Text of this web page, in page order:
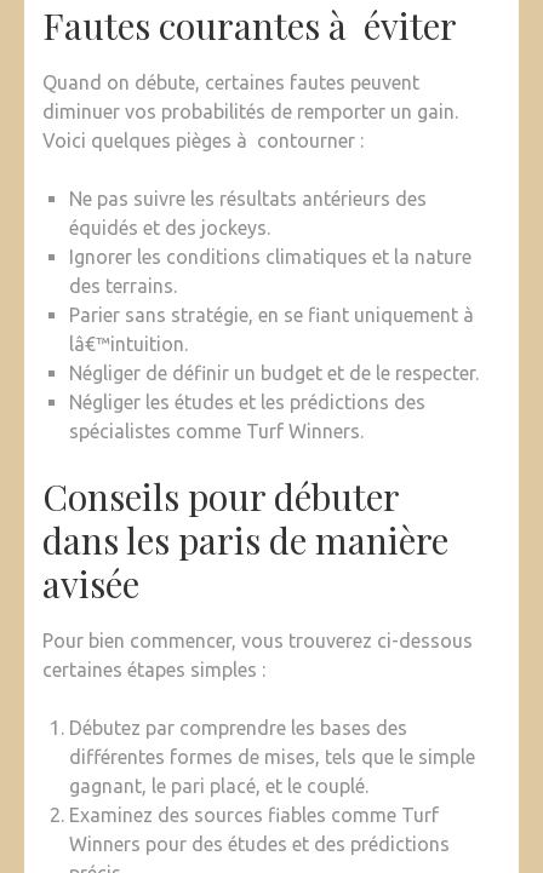
Fautes courantes à éviter
Quand on débute, certaines fautes peuvent
diminuer vos probabilités de remporter un gain.
Voici quelques pièges à contourner :
Ne pas suivre les résultats antérieurs des
équidés et des jockeys.
Ignorer les conditions climatiques et la nature
des terrains.
Parier sans stratégie, en se fiant uniquement à
lâ€™intuition.
Négliger de définir un budget et de le respecter.
Négliger les études et les prédictions des
spécialistes comme Turf Winners.
Conseils pour débuter
dans les paris de manière
avisée
Pour bien commencer, vous trouverez ci-dessous
certaines étapes simples :
Débutez par comprendre les bases des
différentes formes de mises, tels que le simple
gagnant, le pari placé, et le couplé.
Examinez des sources fiables comme Turf
Winners pour des études et des prédictions